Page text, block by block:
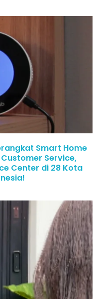
Smart Home
Service,
Center di 28 Kota